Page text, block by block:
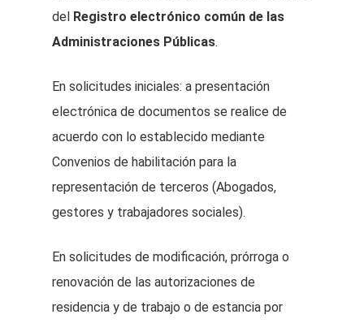
del Registro electrónico común de las
Administraciones Públicas.
En solicitudes iniciales: a presentación
electrónica de documentos se realice de
acuerdo con lo establecido mediante
Convenios de habilitación para la
representación de terceros (Abogados,
gestores y trabajadores sociales).
En solicitudes de modificación, prórroga o
renovación de las autorizaciones de
residencia y de trabajo o de estancia por